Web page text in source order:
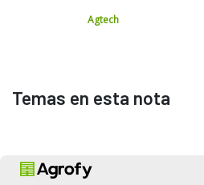
Agtech
Temas en esta nota